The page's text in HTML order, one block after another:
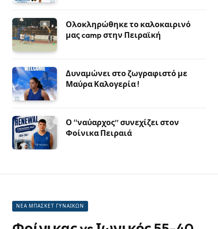
Ολοκληρώθηκε το καλοκαιρινό
μας camp στην Πειραϊκή
Δυναμώνει στο ζωγραφιστό με
Μαύρα Καλογερία !
Ο “ναύαρχος” συνεχίζει στον
Φοίνικα Πειραιά
ΝΕΑ ΜΠΑΣΚΕΤ ΓΥΝΑΙΚΩΝ